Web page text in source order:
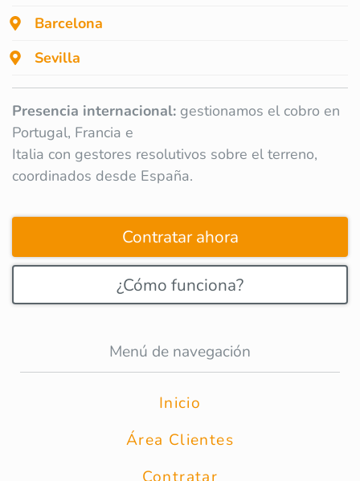
Barcelona
Sevilla
Presencia internacional: gestionamos el cobro en
Portugal, Francia e
Italia con gestores resolutivos sobre el terreno,
coordinados desde España.
Contratar ahora
¿Cómo funciona?
Menú de navegación
Inicio
Área Clientes